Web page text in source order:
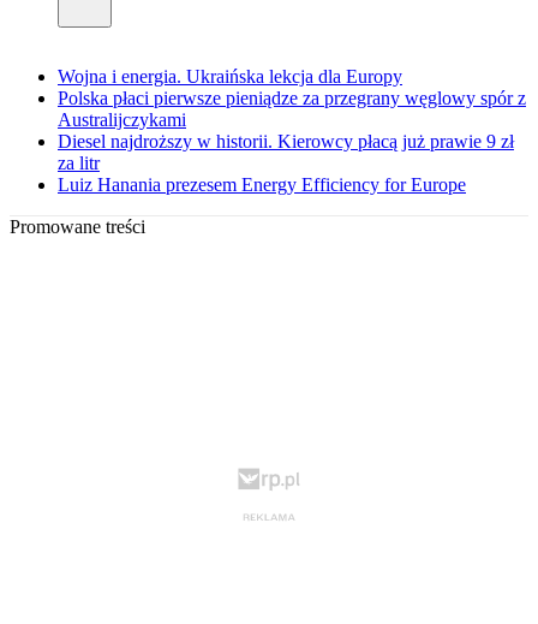
Wojna i energia. Ukraińska lekcja dla Europy
Polska płaci pierwsze pieniądze za przegrany węglowy spór z
Australijczykami
Diesel najdroższy w historii. Kierowcy płacą już prawie 9 zł
za litr
Luiz Hanania prezesem Energy Efficiency for Europe
Promowane treści